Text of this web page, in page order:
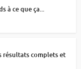
à ce que ça...
résultats complets et